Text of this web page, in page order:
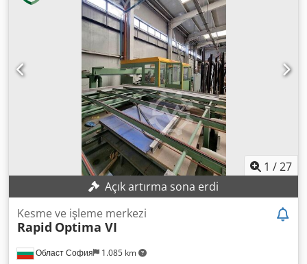
1 /27
Açık artırma sona erdi
Област София 1.085 km
Kesme ve işleme merkezi
Rapid Optima VI